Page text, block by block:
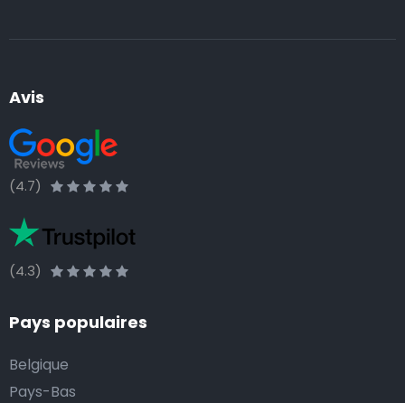
Avis
(4.7)
(4.3)
Pays populaires
Belgique
Pays-Bas